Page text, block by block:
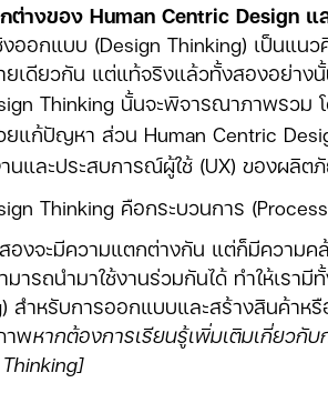
ต่างของ Human Centric Design แ
งออกแบบ (Design Thinking) เป็นแน
ยเดียวกัน แต่แท้จริงแล้วทั้งสองอย่า
Thinking นั้นจะพิจารณาภาพรวม
ยแก้ปัญหา ส่วน Human Centric
านและประสบการณ์ผู้ใช้ (UX) ของผลิ
Thinking คือกระบวนการ
องจะมีความแตกต่างกัน แต่ก็มีความค
มารถนำมาใช้งานร่วมกันได้ ทำให้เรา
สำหรับการออกแบบและสร้างสินค้าห
าพหากต้องการเรียนรู้เพิ่มเติมเกี่ยวกั